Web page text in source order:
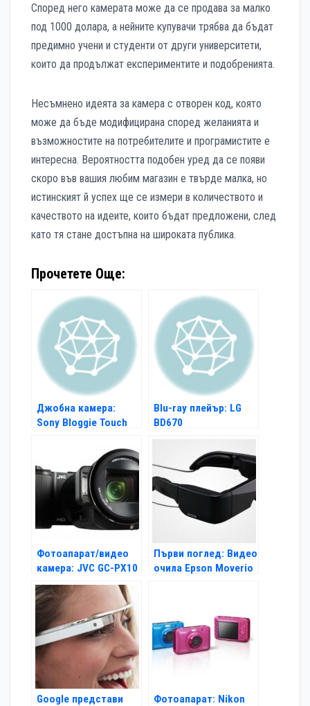
Според него камерата може да се продава за малко
под 1000 долара, а нейните купувачи трябва да бъдат
предимно учени и студенти от други университети,
които да продължат експериментите и подобренията.
Несъмнено идеята за камера с отворен код, която
може да бъде модифицирана според желанията и
възможностите на потребителите и програмистите е
интересна. Вероятността подобен уред да се появи
скоро във вашия любим магазин е твърде малка, но
истинският й успех ще се измери в количеството и
качеството на идеите, които бъдат предложени, след
като тя стане достъпна на широката публика.
Прочетете Още:
Джобна камера:
Sony Bloggie Touch
Blu-ray плейър: LG
BD670
Фотоапарат/видео
камера: JVC GC-PX10
Първи поглед: Видео
очила Epson Moverio
Google представи
Фотоапарат: Nikon